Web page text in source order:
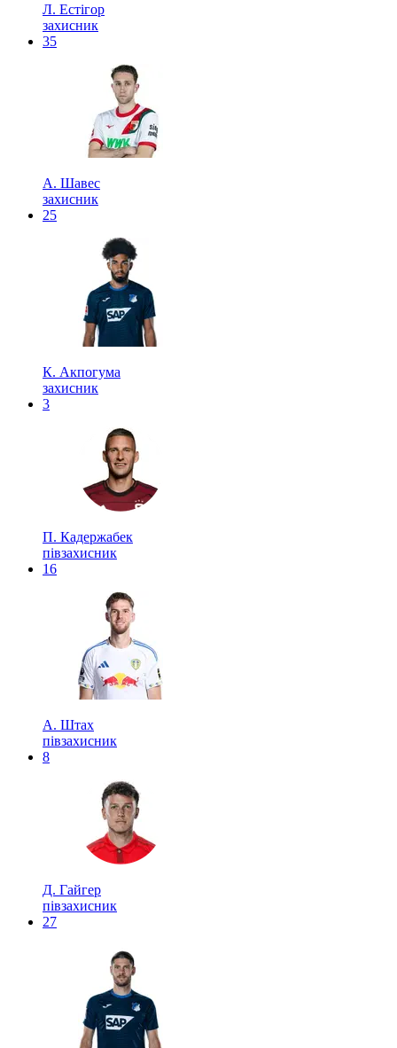
Л. Естігор
захисник
35
А. Шавес
захисник
25
К. Акпогума
захисник
3
П. Кадержабек
півзахисник
16
А. Штах
півзахисник
8
Д. Гайгер
півзахисник
27